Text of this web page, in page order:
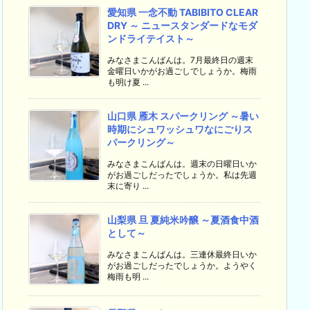
愛知県 一念不動 TABIBITO CLEAR
DRY ～ ニュースタンダードなモダ
ンドライテイスト～
みなさまこんばんは。7月最終日の週末
金曜日いかがお過ごしでしょうか。梅雨
も明け夏 ...
山口県 雁木 スパークリング ～暑い
時期にシュワッシュワなにごりス
パークリング～
みなさまこんばんは。週末の日曜日いか
がお過ごしだったでしょうか。私は先週
末に寄り ...
山梨県 旦 夏純米吟醸 ～夏酒食中酒
として～
みなさまこんばんは。三連休最終日いか
がお過ごしだったでしょうか。ようやく
梅雨も明 ...